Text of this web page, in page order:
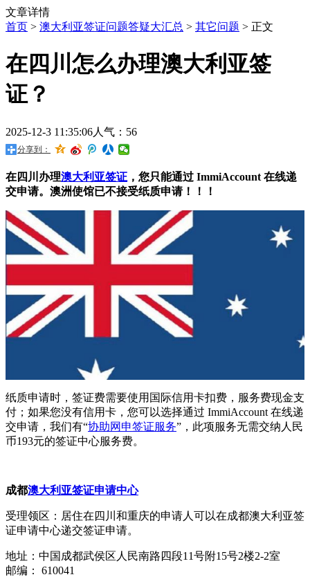
文章详情
首页 > 澳大利亚签证问题答疑大汇总 > 其它问题 > 正文
在四川怎么办理澳大利亚签
证？
2025-12-3 11:35:06人气：56
分享到：
在四川办理澳大利亚签证 ，您只能通过 ImmiAccount 在线递
交申请。澳洲使馆已不接受纸质申请！！！
纸质申请时，签证费需要使用国际信用卡扣费，服务费现金支
付；如果您没有信用卡，您可以选择通过 ImmiAccount 在线递
交申请，我们有“协助网申签证服务”，此项服务无需交纳人民
币193元的签证中心服务费。
成都澳大利亚签证申请中心
受理领区：居住在四川和重庆的申请人可以在成都澳大利亚签
证申请中心递交签证申请。
地址：中国成都武侯区人民南路四段11号附15号2楼2-2室
邮编： 610041